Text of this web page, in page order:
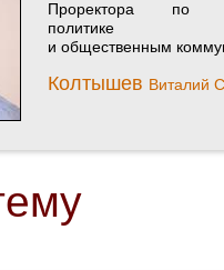
Проректора по
политике
и общественным
Колтышев Виталий